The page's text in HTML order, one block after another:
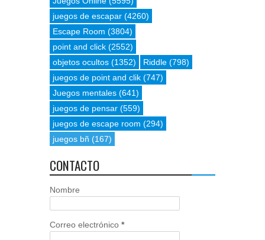
juegos de escapar (4260)
Escape Room (3804)
point and click (2552)
objetos ocultos (1352) Riddle (798)
juegos de point and clik (747)
Juegos mentales (641)
juegos de pensar (559)
juegos de escape room (294)
juegos bñ (167)
CONTACTO
Nombre
Correo electrónico *